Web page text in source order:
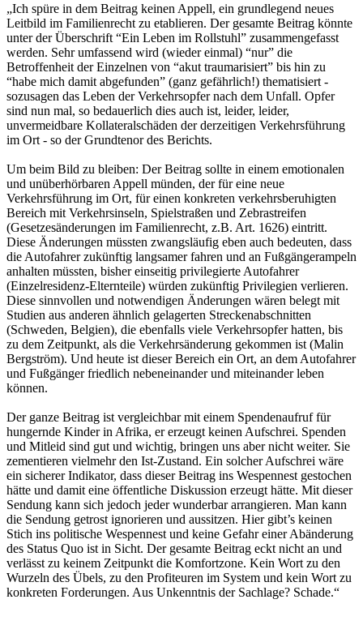
„Ich spüre in dem Beitrag keinen Appell, ein grundlegend neues
Leitbild im Familienrecht zu etablieren. Der gesamte Beitrag könnte
unter der Überschrift “Ein Leben im Rollstuhl” zusammengefasst
werden. Sehr umfassend wird (wieder einmal) “nur” die
Betroffenheit der Einzelnen von “akut traumarisiert” bis hin zu
“habe mich damit abgefunden” (ganz gefährlich!) thematisiert -
sozusagen das Leben der Verkehrsopfer nach dem Unfall. Opfer
sind nun mal, so bedauerlich dies auch ist, leider, leider,
unvermeidbare Kollateralschäden der derzeitigen Verkehrsführung
im Ort - so der Grundtenor des Berichts.
Um beim Bild zu bleiben: Der Beitrag sollte in einem emotionalen
und unüberhörbaren Appell münden, der für eine neue
Verkehrsführung im Ort, für einen konkreten verkehrsberuhigten
Bereich mit Verkehrsinseln, Spielstraßen und Zebrastreifen
(Gesetzesänderungen im Familienrecht, z.B. Art. 1626) eintritt.
Diese Änderungen müssten zwangsläufig eben auch bedeuten, dass
die Autofahrer zukünftig langsamer fahren und an Fußgängerampeln
anhalten müssten, bisher einseitig privilegierte Autofahrer
(Einzelresidenz-Elternteile) würden zukünftig Privilegien verlieren.
Diese sinnvollen und notwendigen Änderungen wären belegt mit
Studien aus anderen ähnlich gelagerten Streckenabschnitten
(Schweden, Belgien), die ebenfalls viele Verkehrsopfer hatten, bis
zu dem Zeitpunkt, als die Verkehrsänderung gekommen ist (Malin
Bergström). Und heute ist dieser Bereich ein Ort, an dem Autofahrer
und Fußgänger friedlich nebeneinander und miteinander leben
können.
Der ganze Beitrag ist vergleichbar mit einem Spendenaufruf für
hungernde Kinder in Afrika, er erzeugt keinen Aufschrei. Spenden
und Mitleid sind gut und wichtig, bringen uns aber nicht weiter. Sie
zementieren vielmehr den Ist-Zustand. Ein solcher Aufschrei wäre
ein sicherer Indikator, dass dieser Beitrag ins Wespennest gestochen
hätte und damit eine öffentliche Diskussion erzeugt hätte. Mit dieser
Sendung kann sich jedoch jeder wunderbar arrangieren. Man kann
die Sendung getrost ignorieren und aussitzen. Hier gibt’s keinen
Stich ins politische Wespennest und keine Gefahr einer Abänderung
des Status Quo ist in Sicht. Der gesamte Beitrag eckt nicht an und
verlässt zu keinem Zeitpunkt die Komfortzone. Kein Wort zu den
Wurzeln des Übels, zu den Profiteuren im System und kein Wort zu
konkreten Forderungen. Aus Unkenntnis der Sachlage? Schade.“